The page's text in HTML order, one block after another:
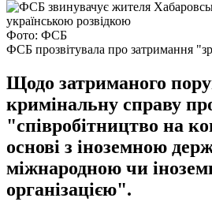
Фото: ФСБ
ФСБ прозвітувала про затримання
Щодо затриманого
кримінальну справу
"співробітництво на
основі з іноземною
міжнародною чи
організацією".